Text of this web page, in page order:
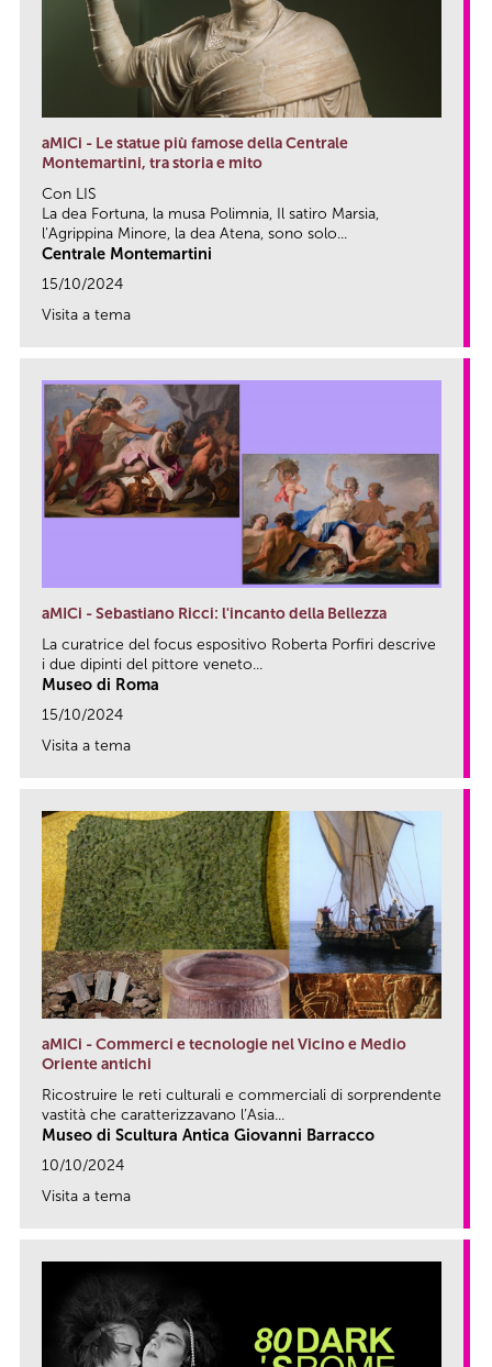
aMICi - Le statue più famose della Centrale
Montemartini, tra storia e mito
Con LIS
La dea Fortuna, la musa Polimnia, Il satiro Marsia,
l’Agrippina Minore, la dea Atena, sono solo...
Centrale Montemartini
15/10/2024
Visita a tema
aMICi - Sebastiano Ricci: l'incanto della Bellezza
La curatrice del focus espositivo Roberta Porfiri descrive
i due dipinti del pittore veneto...
Museo di Roma
15/10/2024
Visita a tema
aMICi - Commerci e tecnologie nel Vicino e Medio
Oriente antichi
Ricostruire le reti culturali e commerciali di sorprendente
vastità che caratterizzavano l’Asia...
Museo di Scultura Antica Giovanni Barracco
10/10/2024
Visita a tema